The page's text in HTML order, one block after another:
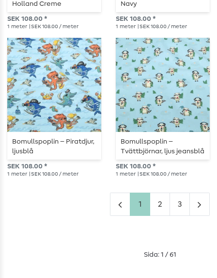
Holland Creme
SEK 108.00 *
1 meter | SEK 108.00 / meter
Navy
SEK 108.00 *
1 meter | SEK 108.00 / meter
Bomullspoplin – Piratdjur,
ljusblå
SEK 108.00 *
1 meter | SEK 108.00 / meter
Bomullspoplin –
Tvättbjörnar, ljus jeansblå
SEK 108.00 *
1 meter | SEK 108.00 / meter
1 2 3
Sida: 1 / 61